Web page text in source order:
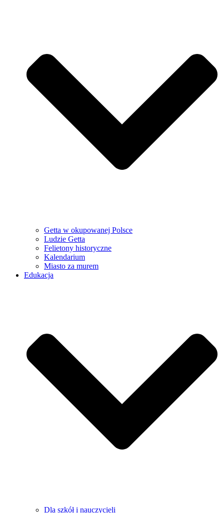
Getta w okupowanej Polsce
Ludzie Getta
Felietony historyczne
Kalendarium
Miasto za murem
Edukacja
Dla szkół i nauczycieli